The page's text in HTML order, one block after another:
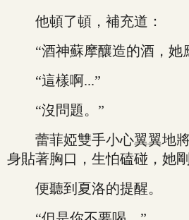
他頓了頓，補充道：
“酒神蘇摩釀造的酒，她
“這樣啊...”
“沒問題。”
蕾菲婭雙手小心翼翼地將
身貼著胸口，生怕磕碰，
便聽到夏洛的提醒。